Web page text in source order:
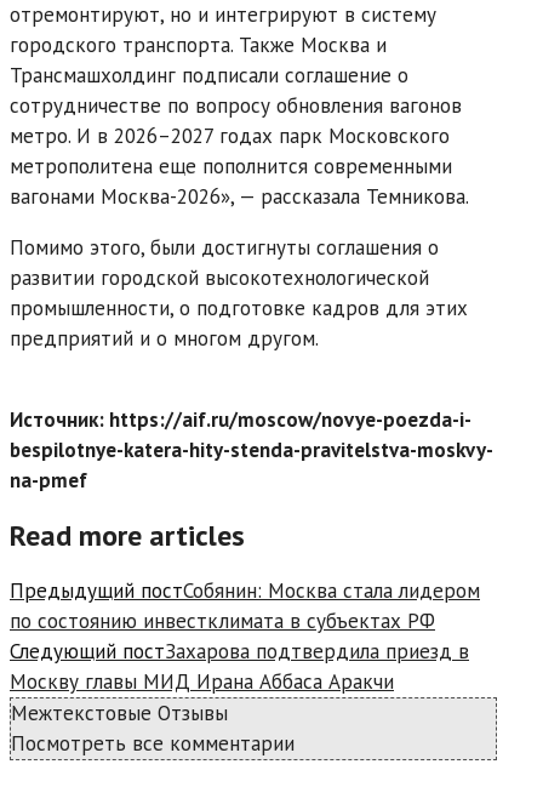
отремонтируют, но и интегрируют в систему
городского транспорта. Также Москва и
Трансмашхолдинг подписали соглашение о
сотрудничестве по вопросу обновления вагонов
метро. И в 2026–2027 годах парк Московского
метрополитена еще пополнится современными
вагонами Москва-2026», — рассказала Темникова.
Помимо этого, были достигнуты соглашения о
развитии городской высокотехнологической
промышленности, о подготовке кадров для этих
предприятий и о многом другом.
Источник: https://aif.ru/moscow/novye-poezda-i-
bespilotnye-katera-hity-stenda-pravitelstva-moskvy-
na-pmef
Read more articles
Предыдущий постСобянин: Москва стала лидером
по состоянию инвестклимата в субъектах РФ
Следующий постЗахарова подтвердила приезд в
Москву главы МИД Ирана Аббаса Аракчи
Межтекстовые Отзывы
Посмотреть все комментарии